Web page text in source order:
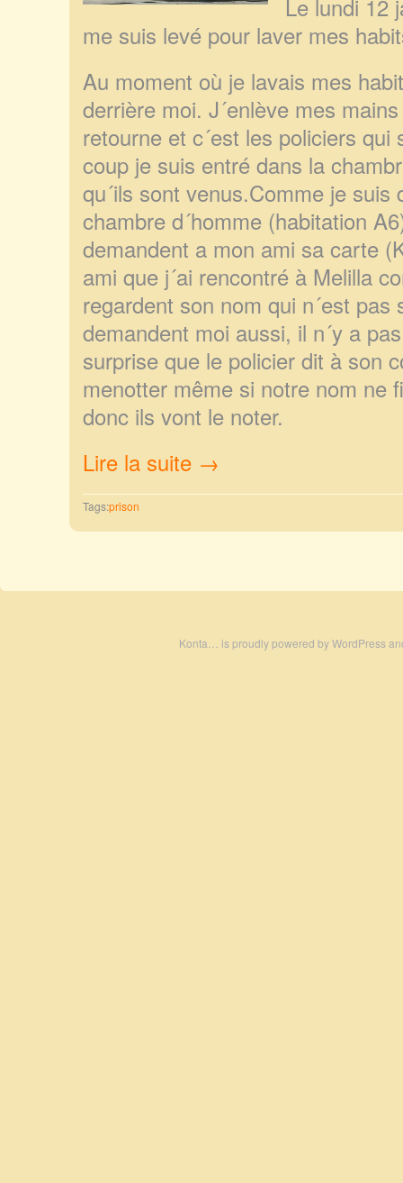
Le lundi 12
me suis levé pour laver mes
Au moment où je lavais mes
derrière moi. J´enlève mes
retourne et c´est les policiers
coup je suis entré dans la
qu´ils sont venus.Comme je suis
chambre d´homme (habitation
demandent a mon ami sa carte
ami que j´ai rencontré à Melilla
regardent son nom qui n´est
demandent moi aussi, il n´y a
surprise que le policier dit à son
menotter même si notre nom ne
donc ils vont le noter.
Lire la suite →
Tags:prison
Konta… is proudly powered byWordPress